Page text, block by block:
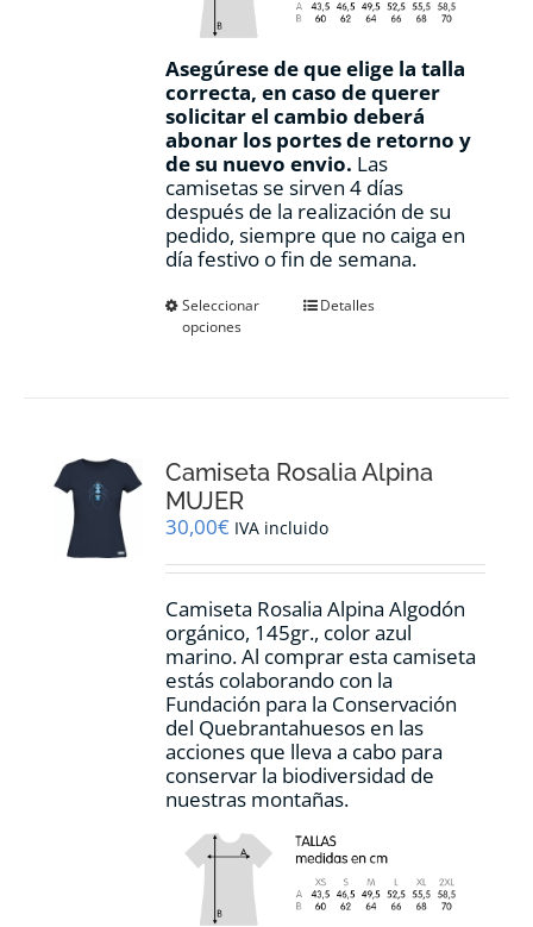
Asegúrese de que elige la talla
correcta, en caso de querer
solicitar el cambio deberá
abonar los portes de retorno y
de su nuevo envio. Las
camisetas se sirven 4 días
después de la realización de su
pedido, siempre que no caiga en
día festivo o fin de semana.
Seleccionar
opciones
Este
se
elegir
la
de
producto
Detalles
Camiseta Rosalia Alpina
MUJER
30,00€ IVA incluido
Camiseta Rosalia Alpina Algodón
orgánico, 145gr., color azul
marino. Al comprar esta camiseta
estás colaborando con la
Fundación para la Conservación
del Quebrantahuesos en las
acciones que lleva a cabo para
conservar la biodiversidad de
nuestras montañas.